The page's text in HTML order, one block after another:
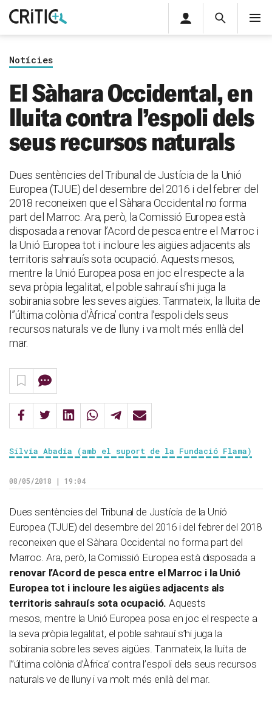
Cerca
privada
Inicia sessió
Notícies
El Sàhara Occidental, en
lluita contra l’espoli dels
seus recursos naturals
Dues sentències del Tribunal de Justícia de la Unió
Europea (TJUE) del desembre del 2016 i del febrer del
2018 reconeixen que el Sàhara Occidental no forma
part del Marroc. Ara, però, la Comissió Europea està
disposada a renovar l’Acord de pesca entre el Marroc i
la Unió Europea tot i incloure les aigües adjacents als
territoris sahrauís sota ocupació. Aquests mesos,
mentre la Unió Europea posa en joc el respecte a la
seva pròpia legalitat, el poble sahrauí s’hi juga la
sobirania sobre les seves aigües. Tanmateix, la lluita de
l”última colònia d’Àfrica’ contra l’espoli dels seus
recursos naturals ve de lluny i va molt més enllà del
mar.
Sílvia Abadia (amb el suport de la Fundació Flama)
08/05/2018 | 19:04
Dues sentències del Tribunal de Justícia de la Unió
Europea (TJUE) del desembre del 2016 i del febrer del 2018
reconeixen que el Sàhara Occidental no forma part del
Marroc. Ara, però, la Comissió Europea està disposada a
renovar l’Acord de pesca entre el Marroc i la Unió
Europea tot i incloure les aigües adjacents als
territoris sahrauís sota ocupació.Aquests
mesos, mentre la Unió Europea posa en joc el respecte a
la seva pròpia legalitat, el poble sahrauí s’hi juga la
sobirania sobre les seves aigües. Tanmateix, la lluita de
l”última colònia d’Àfrica’ contra l’espoli dels seus recursos
naturals ve de lluny i va molt més enllà del mar.